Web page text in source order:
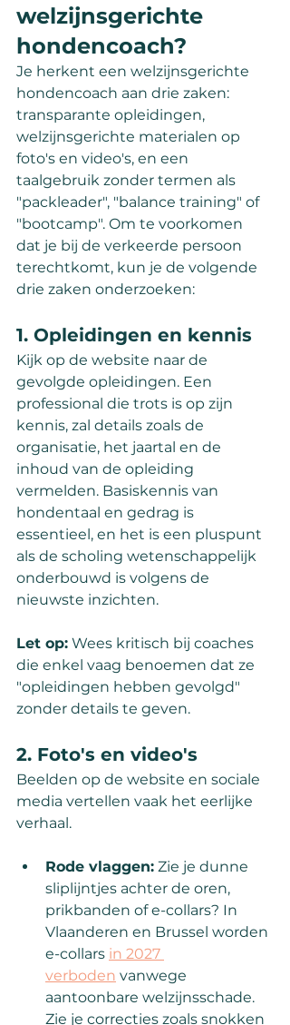
welzijnsgerichte
hondencoach?
Je herkent een welzijnsgerichte
hondencoach aan drie zaken:
transparante opleidingen,
welzijnsgerichte materialen op
foto's en video's, en een
taalgebruik zonder termen als
"packleader", "balance training" of
"bootcamp". Om te voorkomen
dat je bij de verkeerde persoon
terechtkomt, kun je de volgende
drie zaken onderzoeken:
1. Opleidingen en kennis
Kijk op de website naar de
gevolgde opleidingen. Een
professional die trots is op zijn
kennis, zal details zoals de
organisatie, het jaartal en de
inhoud van de opleiding
vermelden. Basiskennis van
hondentaal en gedrag is
essentieel, en het is een pluspunt
als de scholing wetenschappelijk
onderbouwd is volgens de
nieuwste inzichten.
Let op: Wees kritisch bij coaches
die enkel vaag benoemen dat ze
"opleidingen hebben gevolgd"
zonder details te geven.
2. Foto's en video's
Beelden op de website en sociale
media vertellen vaak het eerlijke
verhaal.
Rode vlaggen: Zie je dunne
sliplijntjes achter de oren,
prikbanden of e-collars? In
Vlaanderen en Brussel worden
e-collars in 2027
verboden vanwege
aantoonbare welzijnsschade.
Zie je correcties zoals snokken